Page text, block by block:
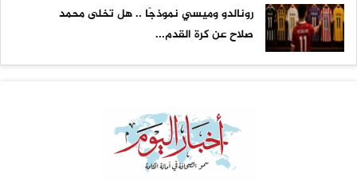
رونالدو وميسي نموذجًا .. هل تخلى محمد
صلاح عن كرة القدم...